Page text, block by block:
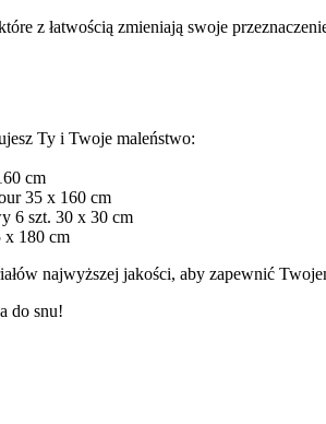
z łatwością zmieniają swoje
Ty i Twoje maleństwo:
cm
35 x 160 cm
6 szt. 30 x 30 cm
x 180 cm
najwyższej jakości, aby zapewnić
do snu!